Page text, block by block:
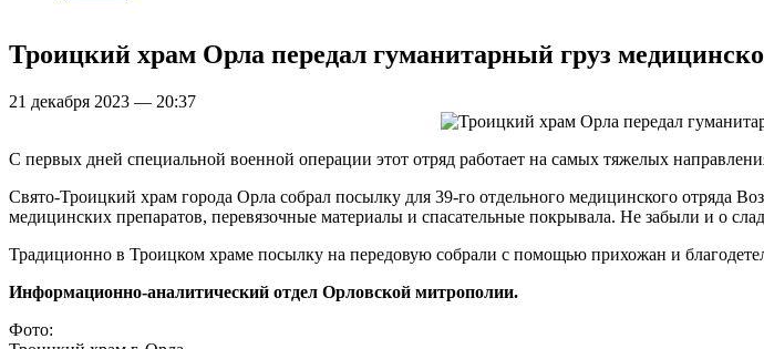
Троицкий храм Орла передал гуманитарный груз
21 декабря 2023 — 20:37
С первых дней специальной военной операции этот отряд работает на самых тяжелых
Свято-Троицкий храм города Орла собрал посылку для 39-го отдельного медицинского
медицинских препаратов, перевязочные материалы и спасательные покрывала. Не забыли и о
Традиционно в Троицком храме посылку на передовую собрали с помощью прихожан и
Информационно-аналитический отдел Орловской митрополии.
Фото: